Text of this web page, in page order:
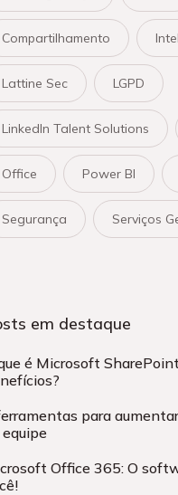
Compartilhamento
Lattine Sec LGPD
LinkedIn Talent Solutions
Office Power BI
Segurança Serviços
em destaque
é Microsoft
para
Office 365: O